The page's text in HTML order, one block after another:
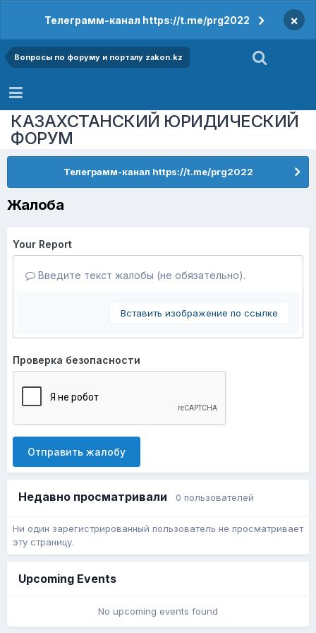
Телеграмм-канал https://t.me/prg2022 ×
Вопросы по форуму и порталу zakon.kz
КАЗАХСТАНСКИЙ ЮРИДИЧЕСКИЙ
ФОРУМ
Телеграмм-канал https://t.me/prg2022
Жалоба
Your Report
Введите текст жалобы (не обязательно).
Вставить изображение по ссылке
Проверка безопасности
Отправить жалобу
Недавно просматривали 0 пользователей
Ни один зарегистрированный пользователь не просматривает
эту страницу.
Upcoming Events
No upcoming events found